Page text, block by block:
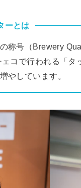
ーとは
称号（Brewery
コで行われる「
やしています。